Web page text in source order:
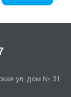
ул, дом № 31